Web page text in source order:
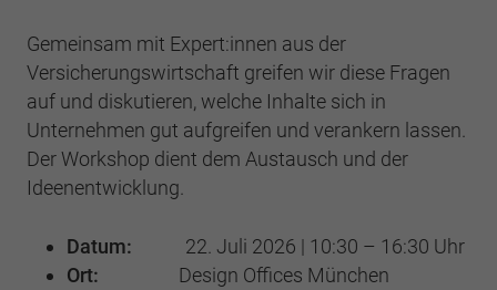
Gemeinsam mit Expert:innen aus der
Versicherungswirtschaft greifen wir diese Fragen
auf und diskutieren, welche Inhalte sich in
Unternehmen gut aufgreifen und verankern lassen.
Der Workshop dient dem Austausch und der
Ideenentwicklung.
Datum: 22. Juli 2026 | 10:30 – 16:30 Uhr
Ort: Design Offices München
Zweck
Einstellungen. Unter anderem eine zufällig
generierte ID, für die historische
Speicherung Ihrer vorgenommen
Einstellungen, falls der Webseiten-Betreiber
dies eingestellt hat.
fe_typo3_user
Anbieter BWV Südwest
Laufzeit 2 Jahre
Zweck
Sammelt Daten dazu, wie oft ein Benutzer
eine Website besucht hat, sowie Daten für
den ersten und letzten Besuch. Von Google
Analytics verwendet.
Name _gid